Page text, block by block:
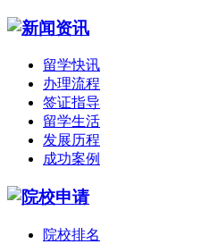
留学快讯
办理流程
签证指导
留学生活
发展历程
成功案例
院校排名